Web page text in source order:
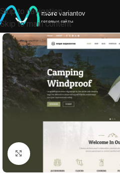
Skip to navigation
Skip to main content
Click to enlarge